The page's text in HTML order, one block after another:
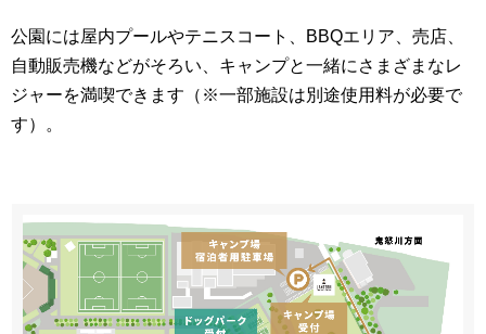
公園には屋内プールやテニスコート、BBQエリア、売店、
自動販売機などがそろい、キャンプと一緒にさまざまなレ
ジャーを満喫できます（※一部施設は別途使用料が必要で
す）。